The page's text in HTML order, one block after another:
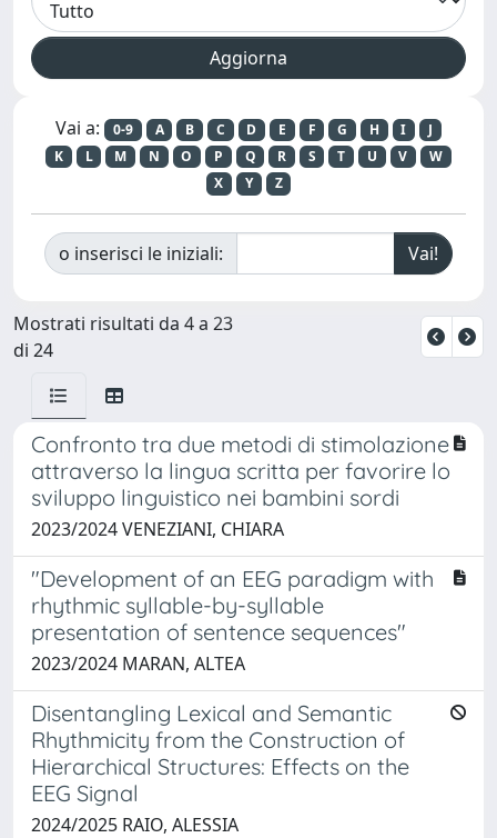
Vai a: 0-9 A B C D E F G H I
J
K
L M N O P Q R S T U V
W
X
Y Z
o inserisci le iniziali:
Mostrati risultati da 4 a 23
di 24
Confronto tra due metodi di stimolazione
attraverso la lingua scritta per favorire lo
sviluppo linguistico nei bambini sordi
2023/2024 VENEZIANI, CHIARA
"Development of an EEG paradigm with
rhythmic syllable-by-syllable
presentation of sentence sequences"
2023/2024 MARAN, ALTEA
Disentangling Lexical and Semantic
Rhythmicity from the Construction of
Hierarchical Structures: Effects on the
EEG Signal
2024/2025 RAIO, ALESSIA